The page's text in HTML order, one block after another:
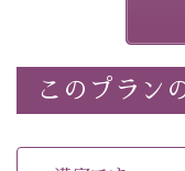
・朝夕個室料亭で
・諏訪大社4社を巡
・館内着をご用意
・環境に配慮した
このプラン